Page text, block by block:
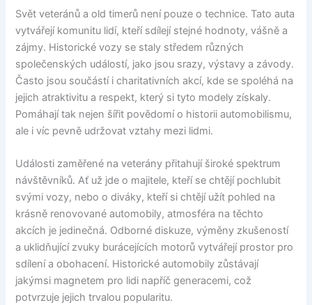
Svět veteránů a old timerů není pouze o technice. Tato auta
vytvářejí komunitu lidí, kteří sdílejí stejné hodnoty, vášně a
zájmy. Historické vozy se staly středem různých
společenských událostí, jako jsou srazy, výstavy a závody.
Často jsou součástí i charitativních akcí, kde se spoléhá na
jejich atraktivitu a respekt, který si tyto modely získaly.
Pomáhají tak nejen šířit povědomí o historii automobilismu,
ale i víc pevně udržovat vztahy mezi lidmi.
Události zaměřené na veterány přitahují široké spektrum
návštěvníků. Ať už jde o majitele, kteří se chtějí pochlubit
svými vozy, nebo o diváky, kteří si chtějí užít pohled na
krásně renovované automobily, atmosféra na těchto
akcích je jedinečná. Odborné diskuze, výměny zkušeností
a uklidňující zvuky burácejících motorů vytvářejí prostor pro
sdílení a obohacení. Historické automobily zůstávají
jakýmsi magnetem pro lidi napříč generacemi, což
potvrzuje jejich trvalou popularitu.